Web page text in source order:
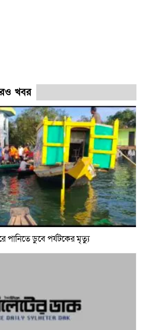
খবর
পানিতে ডুবে পর্যটকের মৃত্যু